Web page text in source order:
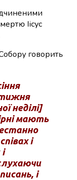
Іісус
говорить
неділі]
мають
і
і